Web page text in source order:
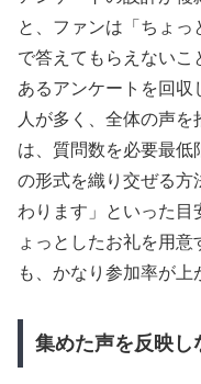
と、ファンは「ちょ
で答えてもらえないこ
あるアンケートを回収
人が多く、全体の声
は、質問数を必要最低
の形式を織り交ぜる方
わります」といった目
ょっとしたお礼を用
も、かなり参加率が上
集めた声を反映し